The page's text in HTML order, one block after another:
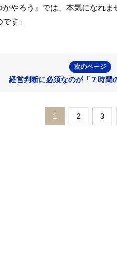
やろう』では、本気になれま
す」
次のページ
経営判断に必須なのが「７時間
1 2 3